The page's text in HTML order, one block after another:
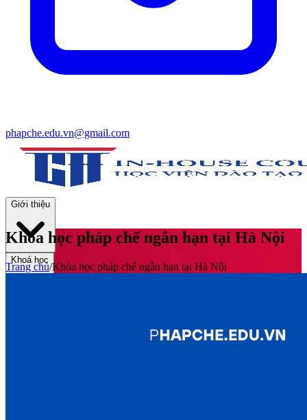
phapche.edu.vn@gmail.com
Giới thiệu
Khoá học
Khóa học pháp chế ngắn hạn tại Hà Nội
Trang chủ/Khóa học pháp chế ngắn hạn tại Hà Nội